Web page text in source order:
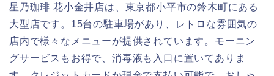
星乃珈琲 花小金井店は、東京都小平市の鈴木町にある
大型店です。15台の駐車場があり、レトロな雰囲気の
店内で様々なメニューが提供されています。モーニン
グサービスもお得で、消毒液も入口に置いてありま